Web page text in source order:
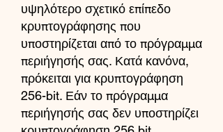
υψηλότερο σχετικό επίπεδο
κρυπτογράφησης που
υποστηρίζεται από το πρόγραμμα
περιήγησής σας. Κατά κανόνα,
πρόκειται για κρυπτογράφηση
256-bit. Εάν το πρόγραμμα
περιήγησής σας δεν υποστηρίζει